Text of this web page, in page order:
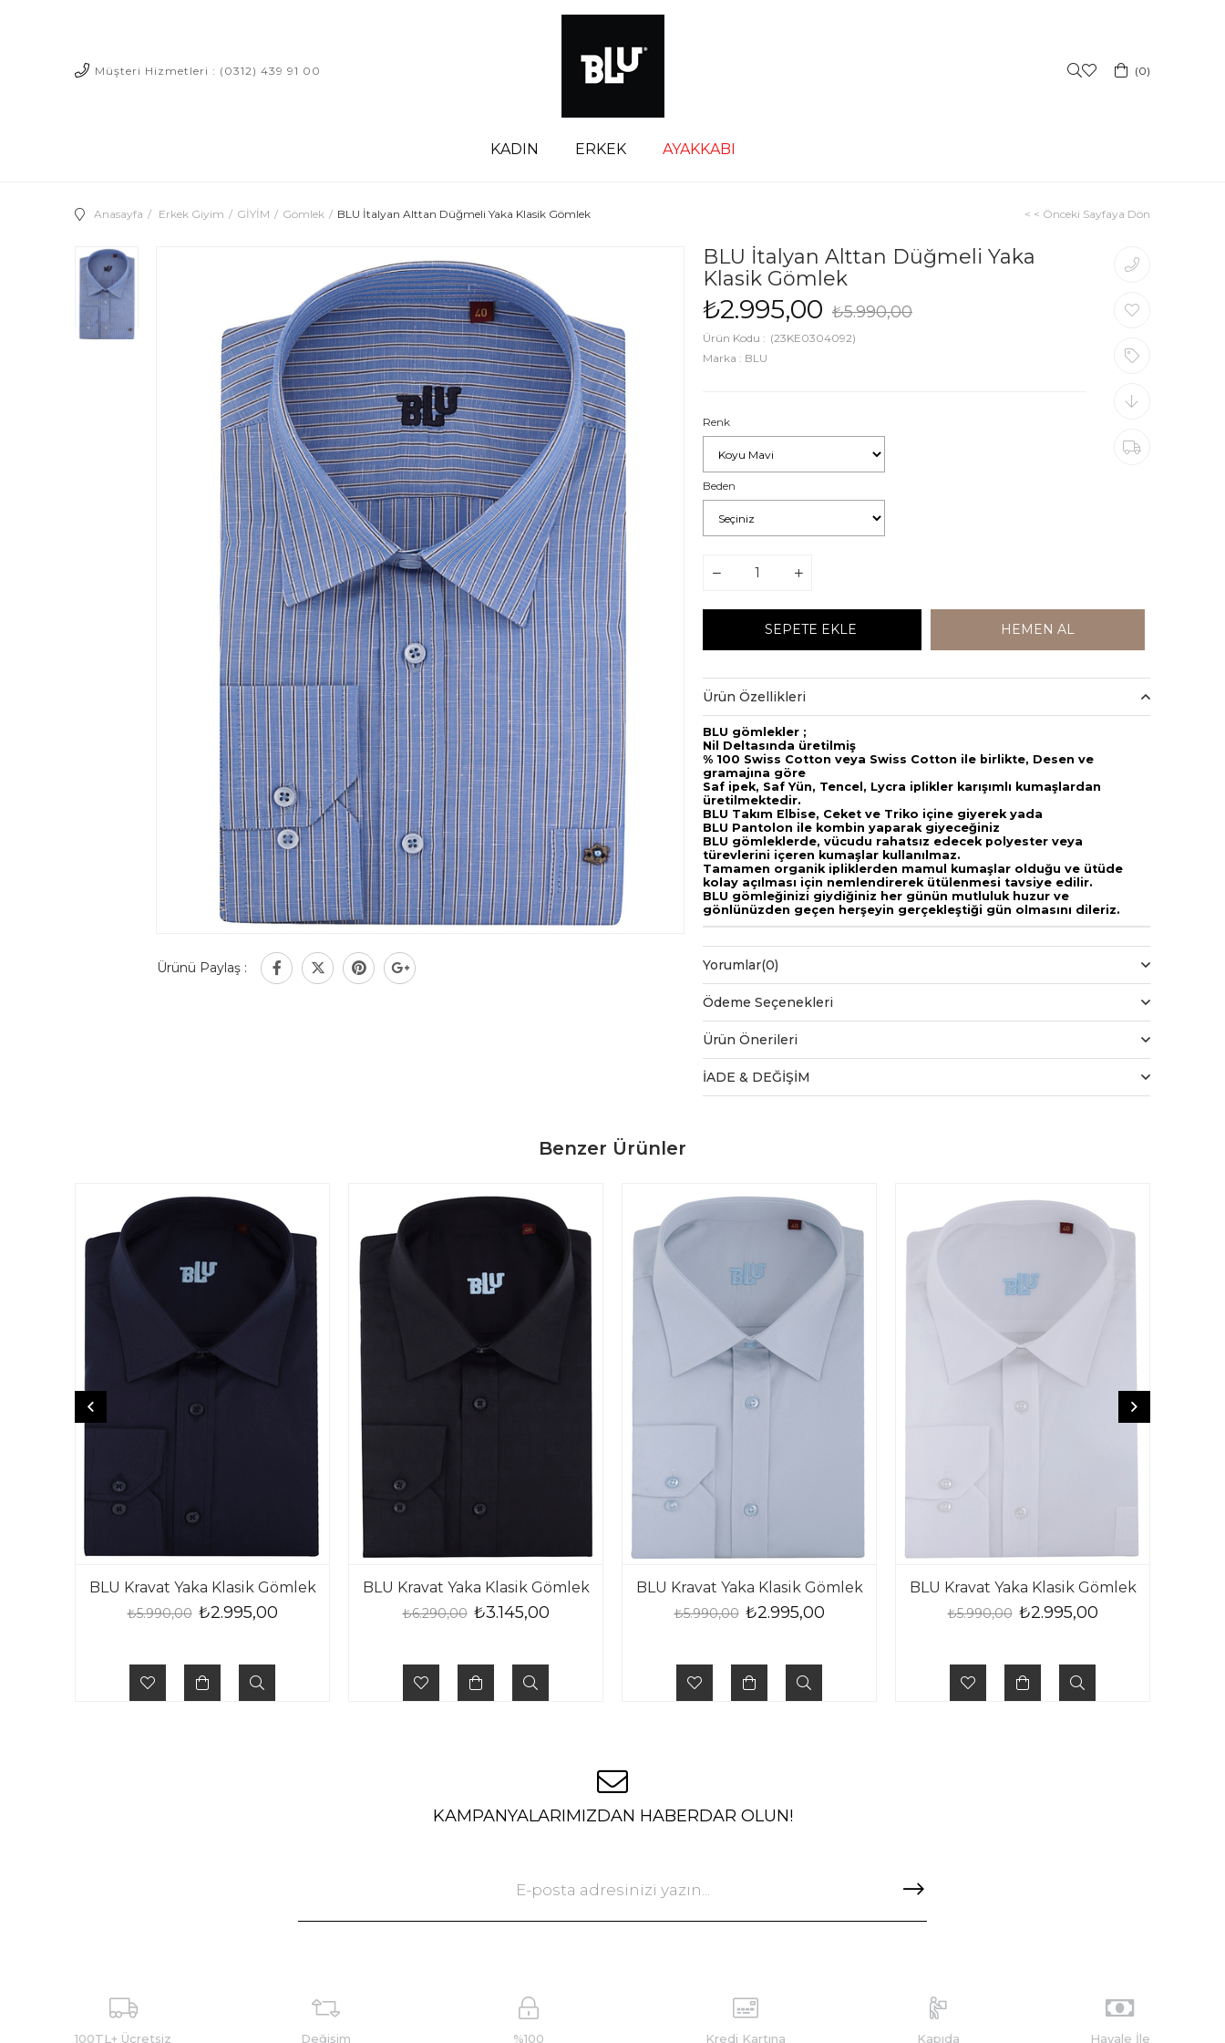
Müşteri Hizmetleri : (0312) 439 91 00 0
KADIN ERKEK AYAKKABI
Anasayfa Erkek Giyim GİYİM Gömlek BLU İtalyan Alttan Düğmeli Yaka Klasik Gömlek < < Önceki Sayfaya Dön
Ürünü Paylaş :
BLU İtalyan Alttan Düğmeli Yaka
Klasik Gömlek
₺5.990,00
₺2.995,00
(23KE0304092)
Marka : BLU
Renk
Beden
Ürün Özellikleri
BLU gömlekler ;
Nil Deltasında üretilmiş
% 100 Swiss Cotton veya Swiss Cotton ile birlikte, Desen ve
gramajına göre
Saf ipek, Saf Yün, Tencel, Lycra iplikler karışımlı kumaşlardan
üretilmektedir.
BLU Takım Elbise, Ceket ve Triko içine giyerek yada
BLU Pantolon ile kombin yaparak giyeceğiniz
BLU gömleklerde, vücudu rahatsız edecek polyester veya
türevlerini içeren kumaşlar kullanılmaz.
Tamamen organik ipliklerden mamul kumaşlar olduğu ve ütüde
kolay açılması için nemlendirerek ütülenmesi tavsiye edilir.
BLU gömleğinizi giydiğiniz her günün mutluluk huzur ve
gönlünüzden geçen herşeyin gerçekleştiği gün olmasını dileriz.
Yorumlar(0)
Ödeme Seçenekleri
Ürün Önerileri
İADE & DEĞİŞİM
Benzer Ürünler
BLU Kravat Yaka Klasik Gömlek
₺2.995,00
₺5.990,00
BLU Kravat Yaka Klasik Gömlek
₺3.145,00
₺6.290,00
BLU Kravat Yaka Klasik Gömlek
₺2.995,00
₺5.990,00
BLU Kravat Yaka Klasik Gömlek
₺2.995,00
₺5.990,00
KAMPANYALARIMIZDAN HABERDAR OLUN!
100TL+ Ücretsiz Değişim %100 Kredi Kartına Kapıda Havale İle